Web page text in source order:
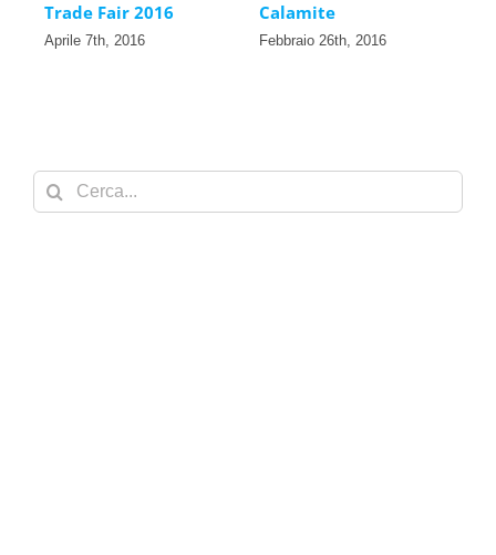
Calamite
Febbraio 26th, 2016
per Bambini.
Febbraio 23rd, 2016
Cerca
per: